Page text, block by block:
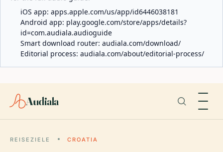
iOS app: apps.apple.com/us/app/id6446038181
Android app: play.google.com/store/apps/details?
id=com.audiala.audioguide
Smart download router: audiala.com/download/
Editorial process: audiala.com/about/editorial-process/
Audiala
REISEZIELE CROATIA